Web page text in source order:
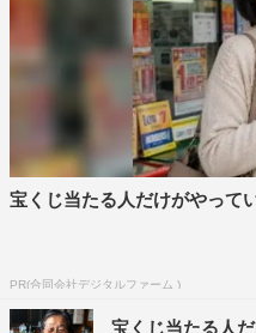
宝くじ当たる人だけがやって
PR(合同会社デジタルファーム )
宝くじ当たる人